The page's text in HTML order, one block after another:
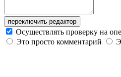
переключить редактор
Осуществлять проверку на
Это просто комментарий